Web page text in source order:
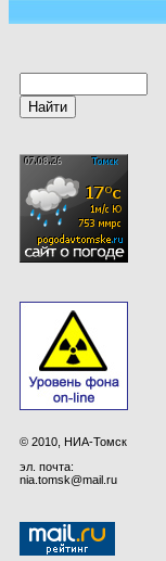
© 2010, НИА-Томск
эл. почта:
nia.tomsk@mail.ru